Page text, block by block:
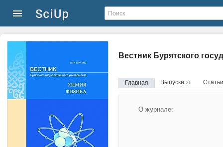
Вестник Бурятского
Главная Выпуски 26
О журнале: